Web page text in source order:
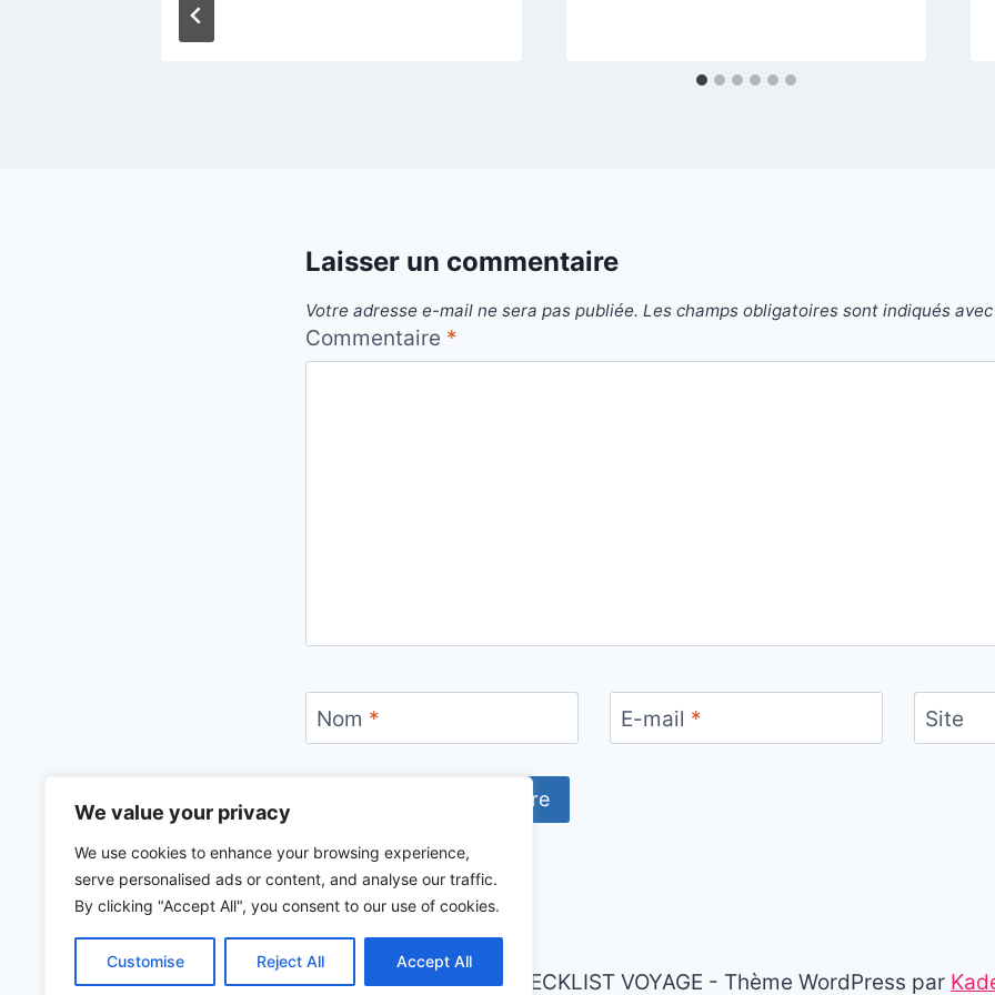
We value your privacy
We use cookies to enhance your browsing experience,
serve personalised ads or content, and analyse our traffic.
By clicking "Accept All", you consent to our use of cookies.
Customise Reject All Accept All
Laisser un commentaire
Votre adresse e-mail ne sera pas publiée. Les champs obligatoires sont indiqués
Commentaire *
Nom * E-mail * Site
© 2026 CHECKLIST VOYAGE - Thème WordPress par